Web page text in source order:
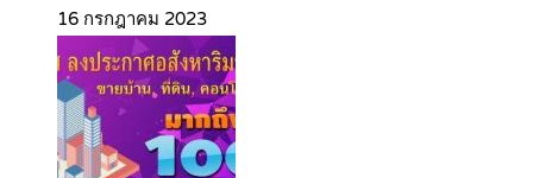
16 กรกฎาคม 2023